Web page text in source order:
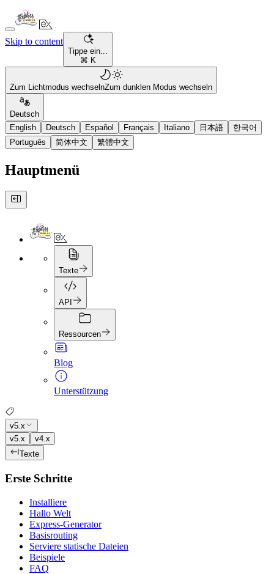
Skip to content
Tippe ein...
⌘ K
Zum Lichtmodus wechselnZum dunklen Modus wechseln
Deutsch
English
Deutsch Español Français Italiano 日本語
한국어
Português
简体中文 繁體中文
Hauptmenü
Texte
API
Ressourcen
Blog
Unterstützung
v5.x
v5.x
v4.x
Texte
Erste Schritte
Installiere
Hallo Welt
Express-Generator
Basisrouting
Serviere statische Dateien
Beispiele
FAQ